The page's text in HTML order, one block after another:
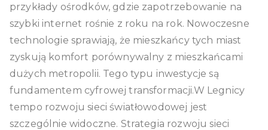
przykłady ośrodków, gdzie zapotrzebowanie na
szybki internet rośnie z roku na rok. Nowoczesne
technologie sprawiają, że mieszkańcy tych miast
zyskują komfort porównywalny z mieszkańcami
dużych metropolii. Tego typu inwestycje są
fundamentem cyfrowej transformacji.W Legnicy
tempo rozwoju sieci światłowodowej jest
szczególnie widoczne. Strategia rozwoju sieci